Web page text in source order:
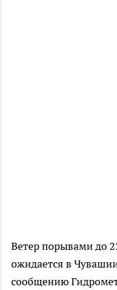
Ветер порывами до
ожидается в
сообщению